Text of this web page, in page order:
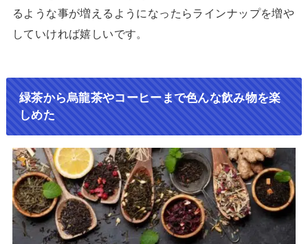
るような事が増えるようになったらラインナップを増や
していければ嬉しいです。
緑茶から烏龍茶やコーヒーまで色んな飲み物を楽
しめた